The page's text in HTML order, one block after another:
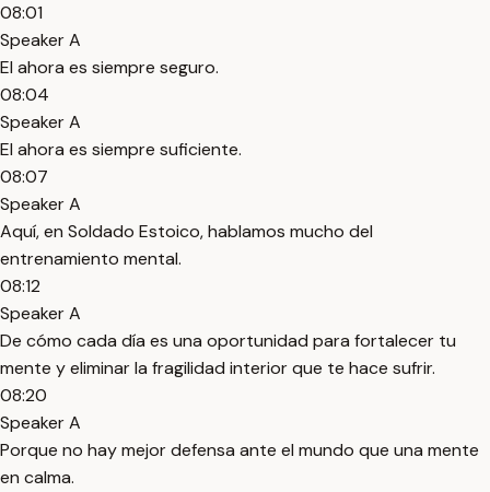
08:01
Speaker A
El ahora es siempre seguro.
08:04
Speaker A
El ahora es siempre suficiente.
08:07
Speaker A
Aquí, en Soldado Estoico, hablamos mucho del
entrenamiento mental.
08:12
Speaker A
De cómo cada día es una oportunidad para fortalecer tu
mente y eliminar la fragilidad interior que te hace sufrir.
08:20
Speaker A
Porque no hay mejor defensa ante el mundo que una mente
en calma.